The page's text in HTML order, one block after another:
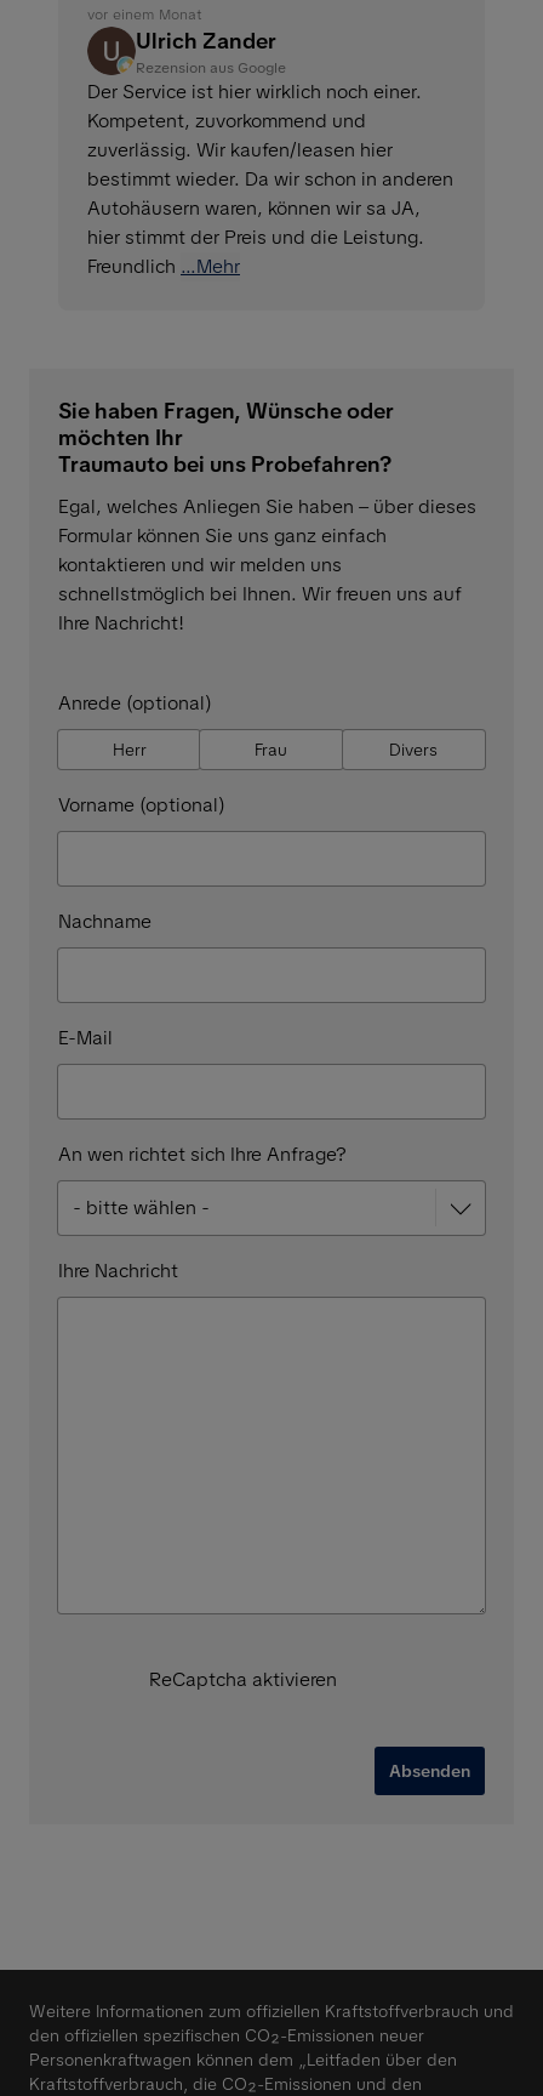
vor einem Monat
Ulrich Zander
Rezension aus Google
Der Service ist hier wirklich noch einer.
Kompetent, zuvorkommend und
zuverlässig. Wir kaufen/leasen hier
bestimmt wieder. Da wir schon in anderen
Autohäusern waren, können wir sa JA,
hier stimmt der Preis und die Leistung.
Freundlich ...Mehr
Sie haben Fragen, Wünsche oder
möchten Ihr
Traumauto bei uns Probefahren?
Egal, welches Anliegen Sie haben – über dieses
Formular können Sie uns ganz einfach
kontaktieren und wir melden uns
schnellstmöglich bei Ihnen. Wir freuen uns auf
Ihre Nachricht!
Anrede (optional)
Herr Frau Divers
Vorname (optional)
Nachname
E-Mail
An wen richtet sich Ihre Anfrage?
Ihre Nachricht
ReCaptcha aktivieren
Absenden
Weitere Informationen zum offiziellen Kraftstoffverbrauch und
den offiziellen spezifischen CO₂-Emissionen neuer
Personenkraftwagen können dem „Leitfaden über den
Kraftstoffverbrauch, die CO₂-Emissionen und den